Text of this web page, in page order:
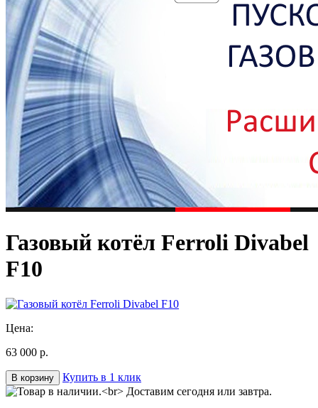
Газовый котёл Ferroli Divabel
F10
Цена:
63 000 р.
В корзину Купить в 1 клик